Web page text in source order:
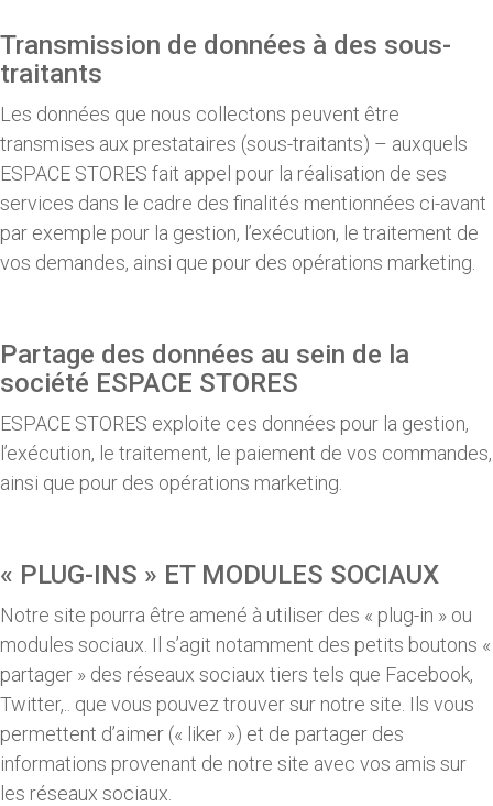
Transmission de données à des sous-
traitants
Les données que nous collectons peuvent être
transmises aux prestataires (sous-traitants) – auxquels
ESPACE STORES fait appel pour la réalisation de ses
services dans le cadre des finalités mentionnées ci-avant
par exemple pour la gestion, l’exécution, le traitement de
vos demandes, ainsi que pour des opérations marketing.
Partage des données au sein de la
société ESPACE STORES
ESPACE STORES exploite ces données pour la gestion,
l’exécution, le traitement, le paiement de vos commandes,
ainsi que pour des opérations marketing.
« PLUG-INS » ET MODULES SOCIAUX
Notre site pourra être amené à utiliser des « plug-in » ou
modules sociaux. Il s’agit notamment des petits boutons «
partager » des réseaux sociaux tiers tels que Facebook,
Twitter,.. que vous pouvez trouver sur notre site. Ils vous
permettent d’aimer (« liker ») et de partager des
informations provenant de notre site avec vos amis sur
les réseaux sociaux.